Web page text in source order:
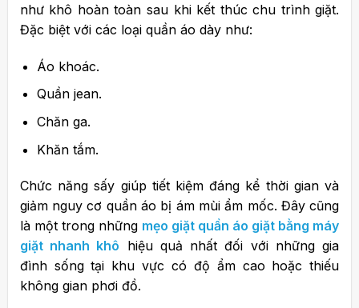
như khô hoàn toàn sau khi kết thúc chu trình giặt.
Đặc biệt với các loại quần áo dày như:
Áo khoác.
Quần jean.
Chăn ga.
Khăn tắm.
Chức năng sấy giúp tiết kiệm đáng kể thời gian và
giảm nguy cơ quần áo bị ám mùi ẩm mốc. Đây cũng
là một trong những mẹo giặt quần áo giặt bằng máy
giặt nhanh khô hiệu quả nhất đối với những gia
đình sống tại khu vực có độ ẩm cao hoặc thiếu
không gian phơi đồ.